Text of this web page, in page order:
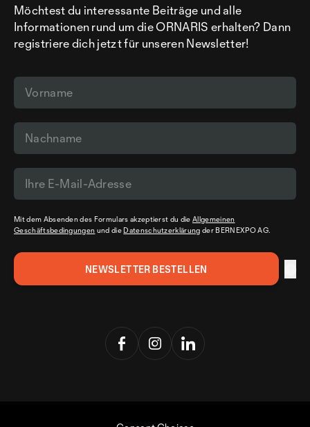
Möchtest du interessante Beiträge und alle
Informationen rund um die ORNARIS erhalten? Dann
registriere dich jetzt für unseren Newsletter!
Mit dem Absenden des Formulars akzeptierst du dieAllgemeinen
Geschäftsbedingungen und die Datenschutzerklärung der BERNEXPO AG.